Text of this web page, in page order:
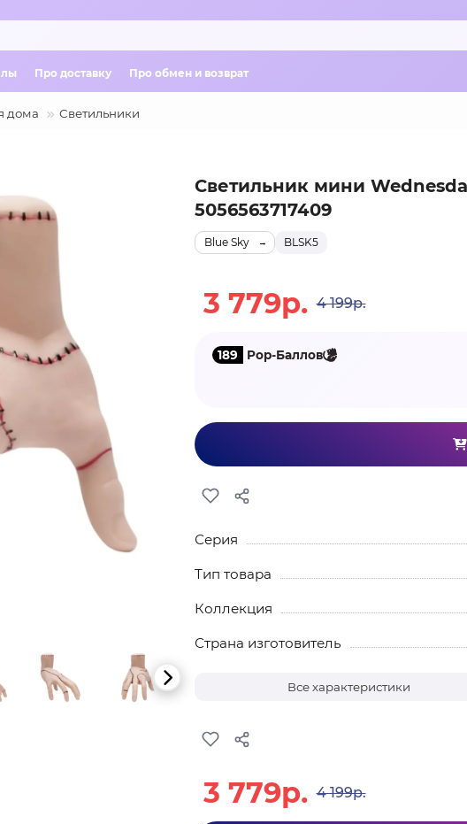
Про доставку Про обмен и возврат
дома Светильники
Светильник мини
5056563717409
BLSK5
Blue Sky
3 779р. 4 199р.
189 Pop-Баллов
Серия
Тип товара
Коллекция
Страна изготовитель
Все характеристики
3 779р. 4 199р.